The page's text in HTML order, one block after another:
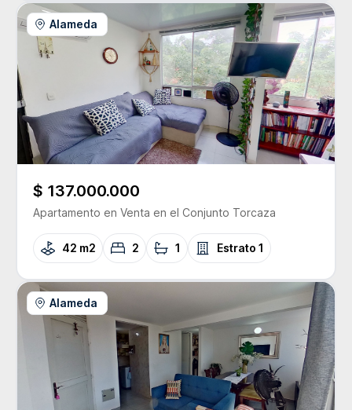
Alameda
$ 137.000.000
Apartamento en Venta en el Conjunto Torcaza
42 m2 2 1 Estrato 1
Alameda